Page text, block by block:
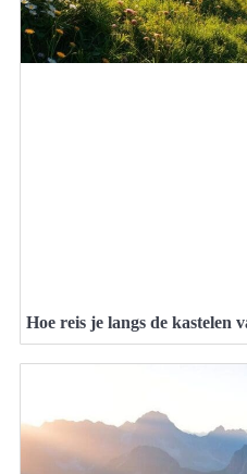
Hoe reis je langs de kastelen